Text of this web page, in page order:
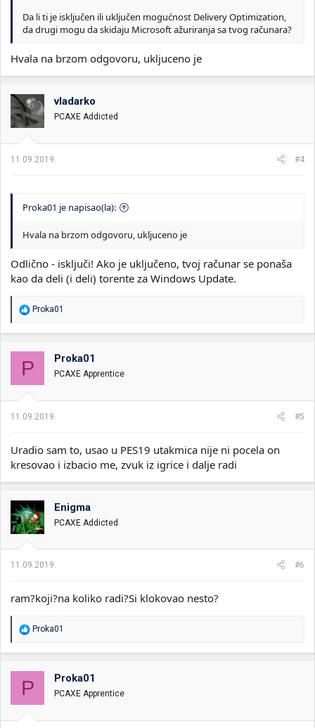
Da li ti je isključen ili uključen mogućnost Delivery Optimization,
da drugi mogu da skidaju Microsoft ažuriranja sa tvog računara?
Hvala na brzom odgovoru, ukljuceno je
vladarko
PCAXE Addicted
11.09.2019. #4
Proka01 je napisao(la):
Hvala na brzom odgovoru, ukljuceno je
Odlično - isključi! Ako je uključeno, tvoj računar se ponaša
kao da deli (i deli) torente za Windows Update.
R
a
o
v
n
:
Proka01
P Proka01
PCAXE Apprentice
11.09.2019. #5
Uradio sam to, usao u PES19 utakmica nije ni pocela on
kresovao i izbacio me, zvuk iz igrice i dalje radi
Enigma
PCAXE Addicted
11.09.2019. #6
ram?koji?na koliko radi?Si klokovao nesto?
R
a
o
v
n
Proka01
P Proka01
PCAXE Apprentice